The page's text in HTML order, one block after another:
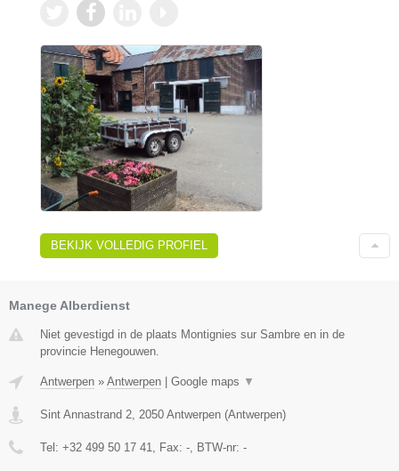
BEKIJK VOLLEDIG PROFIEL
Manege Alberdienst
Niet gevestigd in de plaats Montignies sur Sambre en in de
provincie Henegouwen.
Antwerpen » Antwerpen | Google maps ▼
Sint Annastrand 2 2050 Antwerpen (Antwerpen)
Tel: +32 499 50 17 41 , Fax: - , BTW-nr: -